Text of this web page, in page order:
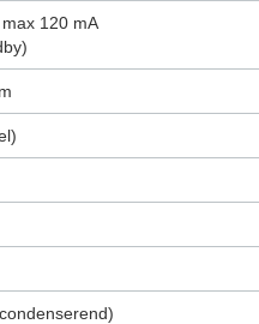
120 mA